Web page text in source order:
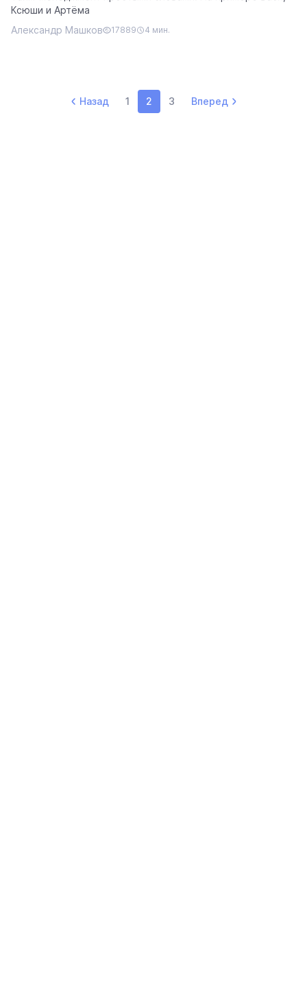
Ксюши и Артёма
Александр Машков
17889 4 мин.
Назад 1 2 3 Вперед